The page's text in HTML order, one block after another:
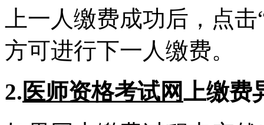
上一人缴费成功后，点
方可进行下一人缴费。
2. 医师资格考试网上缴费